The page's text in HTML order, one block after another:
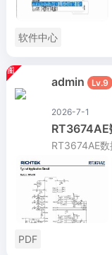
软件中心
admin Lv.9
2026-7-1
RT3674AE
PDF